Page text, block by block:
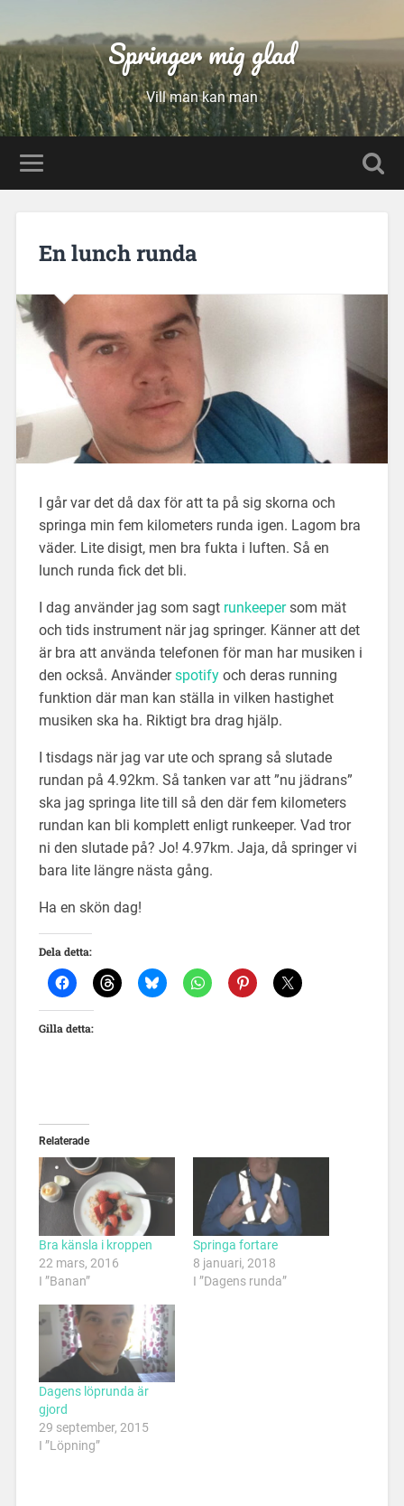
Springer mig glad
Vill man kan man
En lunch runda
I går var det då dax för att ta på sig skorna och
springa min fem kilometers runda igen. Lagom bra
väder. Lite disigt, men bra fukta i luften. Så en
lunch runda fick det bli.
I dag använder jag som sagt runkeepersom mät
och tids instrument när jag springer. Känner att det
är bra att använda telefonen för man har musiken i
den också. Använderspotifyoch deras running
funktion där man kan ställa in vilken hastighet
musiken ska ha. Riktigt bra drag hjälp.
I tisdags när jag var ute och sprang så slutade
rundan på 4.92km. Så tanken var att ”nu jädrans”
ska jag springa lite till så den där fem kilometers
rundan kan bli komplett enligt runkeeper. Vad tror
ni den slutade på? Jo! 4.97km. Jaja, då springer vi
bara lite längre nästa gång.
Ha en skön dag!
Dela detta:
Gilla detta:
Relaterade
Bra känsla i kroppen
22 mars, 2016
I ”Banan”
Springa fortare
8 januari, 2018
I ”Dagens runda”
Dagens löprunda är
gjord
29 september, 2015
I ”Löpning”